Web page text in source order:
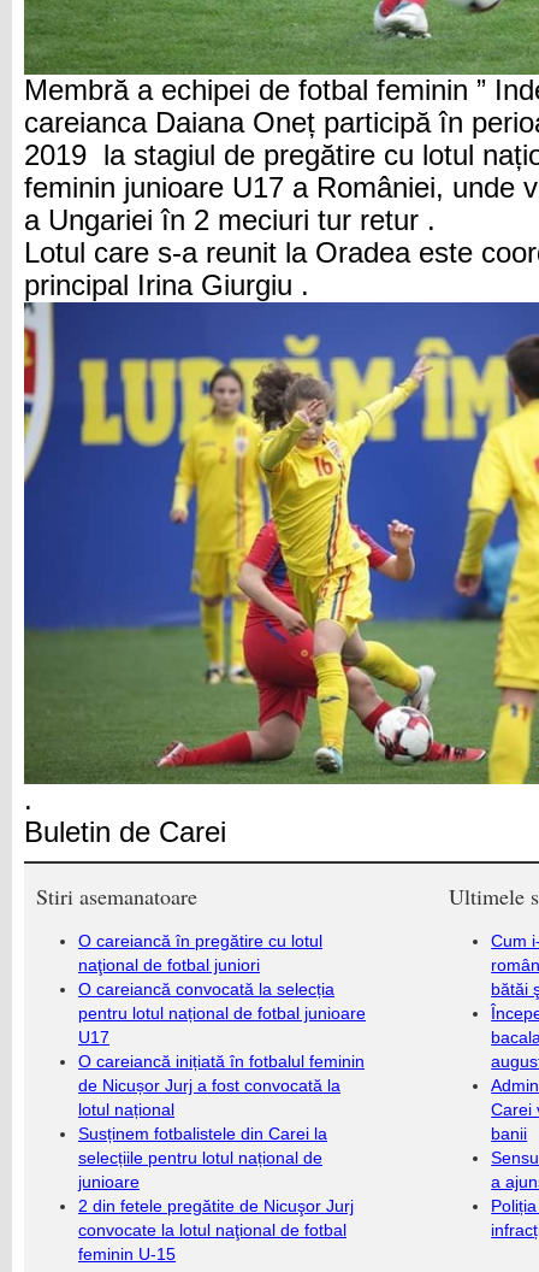
Membră a echipei de fotbal feminin ”
careianca Daiana Oneț participă în
2019 la stagiul de pregătire cu lotul
feminin junioare U17 a României, unde
a Ungariei în 2 meciuri tur retur .
Lotul care s-a reunit la Oradea este
principal Irina Giurgiu .
.
Buletin de Carei
Stiri asemanatoare
O careiancă în pregătire cu lotul
naţional de fotbal juniori
O careiancă convocată la selecția
pentru lotul național de fotbal junioare
U17
O careiancă inițiată în fotbalul feminin
de Nicușor Jurj a fost convocată la
lotul național
Susținem fotbalistele din Carei la
selecțiile pentru lotul național de
junioare
2 din fetele pregătite de Nicuşor Jurj
convocate la lotul naţional de fotbal
feminin U-15
Ultimele
Cum
bătăi
Carei
banii
a